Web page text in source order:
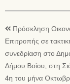
Πρόσκληση
Επιτροπής σε
συνεδρίαση στο
Δήμου Βοΐου, στη
4η του μήνα